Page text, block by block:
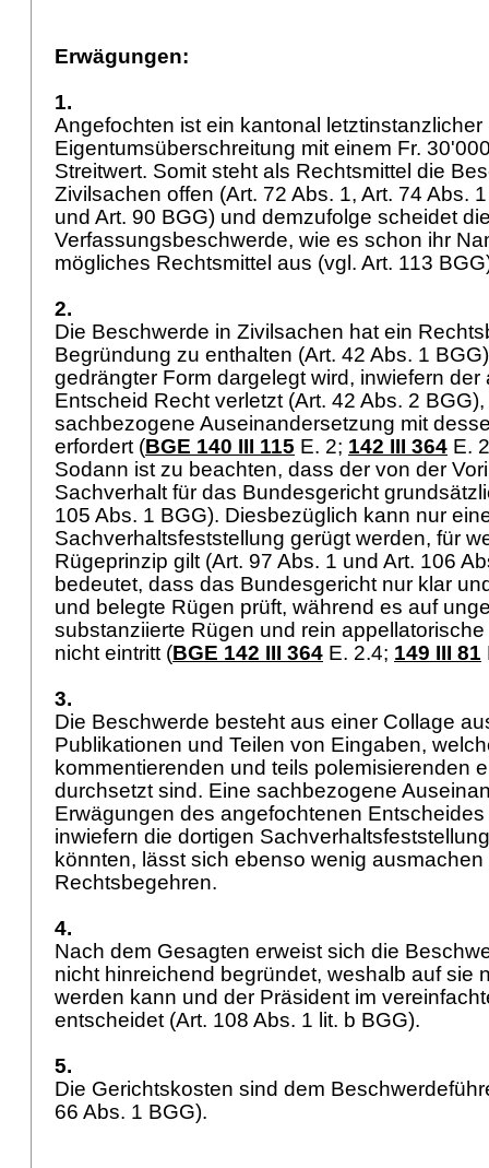
Erwägungen:
1.
Angefochten ist ein kantonal
Eigentumsüberschreitung mit einem Fr.
Streitwert. Somit steht als Rechtsmittel die
Zivilsachen offen (Art. 72 Abs. 1, Art. 74 Abs.
und Art. 90 BGG) und demzufolge scheidet
Verfassungsbeschwerde, wie es schon ihr
mögliches Rechtsmittel aus (vgl. Art. 113 BGG
2.
Die Beschwerde in Zivilsachen hat ein
Begründung zu enthalten (Art. 42 Abs. 1 BGG
gedrängter Form dargelegt wird, inwiefern der
Entscheid Recht verletzt (Art. 42 Abs. 2 BGG
sachbezogene Auseinandersetzung mit
erfordert (BGE 140 III 115 E. 2; 142 III 364 E.
Sodann ist zu beachten, dass der von der
Sachverhalt für das Bundesgericht
105 Abs. 1 BGG). Diesbezüglich kann nur
Sachverhaltsfeststellung gerügt werden, für
Rügeprinzip gilt (Art. 97 Abs. 1 und Art. 106
bedeutet, dass das Bundesgericht nur klar
und belegte Rügen prüft, während es auf
substanziierte Rügen und rein
nicht eintritt (BGE 142 III 364 E. 2.4; 149 III 81
3.
Die Beschwerde besteht aus einer Collage
Publikationen und Teilen von Eingaben,
kommentierenden und teils polemisierenden
durchsetzt sind. Eine sachbezogene
Erwägungen des angefochtenen
inwiefern die dortigen
könnten, lässt sich ebenso wenig
Rechtsbegehren.
4.
Nach dem Gesagten erweist sich die
nicht hinreichend begründet, weshalb auf sie
werden kann und der Präsident im
entscheidet (Art. 108 Abs. 1 lit. b BGG).
5.
Die Gerichtskosten sind dem
66 Abs. 1 BGG).